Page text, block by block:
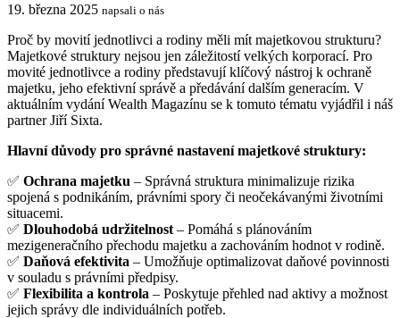
19. března 2025 napsali o nás
Proč by movití jednotlivci a rodiny měli mít majetkovou strukturu?
Majetkové struktury nejsou jen záležitostí velkých korporací. Pro
movité jednotlivce a rodiny představují klíčový nástroj k ochraně
majetku, jeho efektivní správě a předávání dalším generacím. V
aktuálním vydání Wealth Magazínu se k tomuto tématu vyjádřil i náš
partner Jiří Sixta.
Hlavní důvody pro správné nastavení majetkové struktury:
✅ Ochrana majetku – Správná struktura minimalizuje rizika
spojená s podnikáním, právními spory či neočekávanými životními
situacemi.
✅ Dlouhodobá udržitelnost – Pomáhá s plánováním
mezigeneračního přechodu majetku a zachováním hodnot v rodině.
✅ Daňová efektivita – Umožňuje optimalizovat daňové povinnosti
v souladu s právními předpisy.
✅ Flexibilita a kontrola – Poskytuje přehled nad aktivy a možnost
jejich správy dle individuálních potřeb.